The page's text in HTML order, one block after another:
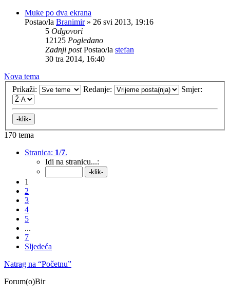
Muke po dva ekrana
Postao/la Branimir» 26 svi 2013, 19:16
5 Odgovori
12125 Pogledano
Zadnji postPostao/la stefan
30 tra 2014, 16:40
Nova tema
Prikaži:
Redanje: Smjer:
170 tema
Stranica: 1/7.
Idi na stranicu...:
1
2
3
4
5
...
7
Sljedeća
Natrag na “Početnu”
Forum(o)Bir